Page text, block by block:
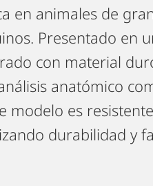
en animales de
Presentado en
con material
anatómico
modelo es
durabilidad y